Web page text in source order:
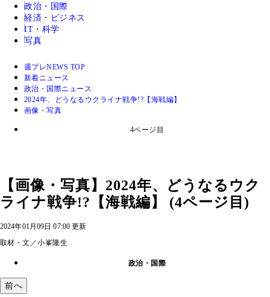
政治・国際
経済・ビジネス
IT・科学
写真
週プレNEWS TOP
新着ニュース
政治・国際ニュース
2024年、どうなるウクライナ戦争!?【海戦編】
画像・写真
4ページ目
【画像・写真】2024年、どうなるウク
ライナ戦争!?【海戦編】 (4ページ目)
2024年01月09日 07:00 更新
取材・文／小峯隆生
政治・国際
前へ